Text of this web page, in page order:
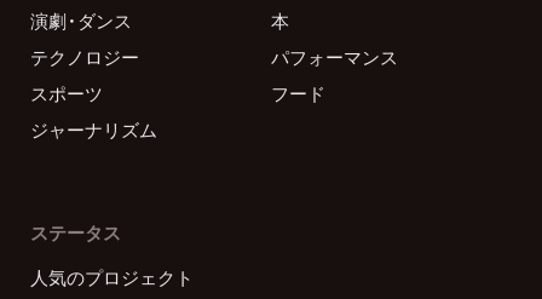
演劇・ダンス
本
テクノロジー
パフォーマンス
スポーツ
フード
ジャーナリズム
ステータス
人気のプロジェクト